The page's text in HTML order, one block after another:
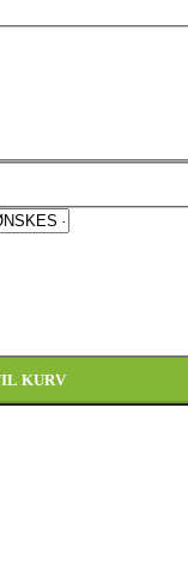
KURV